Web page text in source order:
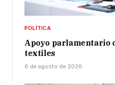
POLÍTICA
Apoyo parlamentario
textiles
6 de agosto de 2026